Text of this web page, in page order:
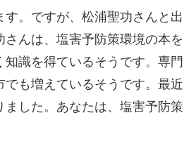
。ですが、松浦聖功さんと出
んは、塩害予防策環境の本を
識を得ているそうです。専門
も増えているそうです。最近
した。あなたは、塩害予防策